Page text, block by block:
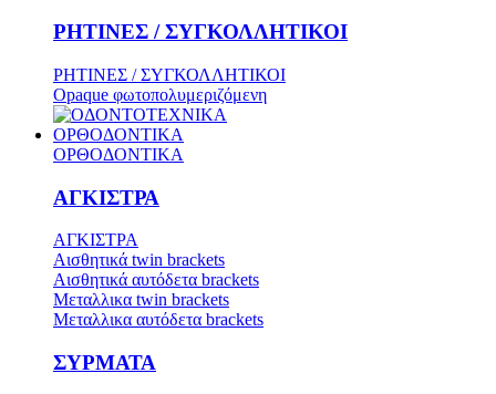
ΡΗΤΙΝΕΣ / ΣΥΓΚΟΛΛΗΤΙΚΟΙ
ΡΗΤΙΝΕΣ / ΣΥΓΚΟΛΛΗΤΙΚΟΙ
Opaque φωτοπολυμεριζόμενη
ΟΡΘΟΔΟΝΤΙΚΑ
ΟΡΘΟΔΟΝΤΙΚΑ
ΑΓΚΙΣΤΡΑ
ΑΓΚΙΣΤΡΑ
Aισθητικά twin brackets
Αισθητικά αυτόδετα brackets
Μεταλλικα twin brackets
Μεταλλικα αυτόδετα brackets
ΣΥΡΜΑΤΑ